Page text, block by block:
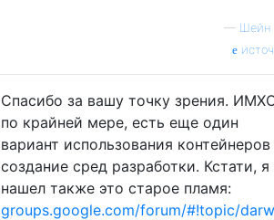
— Шейн
Спасибо за вашу точку зрения.
по крайней мере, есть еще один
вариант использования
создание сред разработки. Кстати, я
нашел также это старое пламя:
groups.google.com/forum/#!topic/